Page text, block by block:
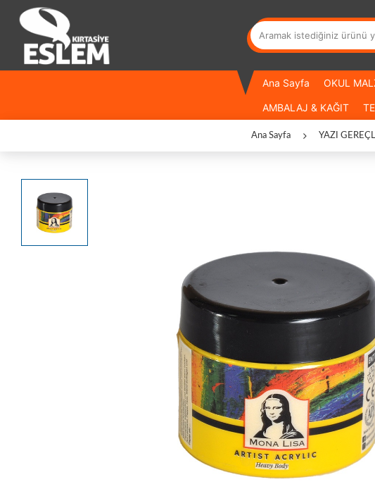
Ana Sayfa OKUL
AMBALAJ & KAĞIT
Ana Sayfa YAZI